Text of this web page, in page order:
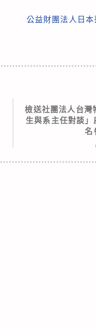
公益財團法人日
檢送社團法人台灣
生與系主任對談
名